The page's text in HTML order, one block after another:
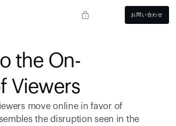
お問い合わせ
the On-
Viewers
move online in favor of
the disruption seen in the